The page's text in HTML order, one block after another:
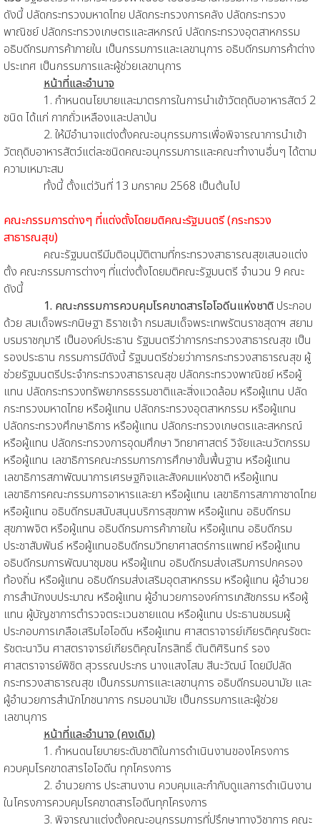
ดังนี้ ปลัดกระทรวงมหาดไทย ปลัดกระทรวงการคลัง ปลัดกระทรวง
พาณิชย์ ปลัดกระทรวงเกษตรและสหกรณ์ ปลัดกระทรวงอุตสาหกรรม
อธิบดีกรมการค้าภายใน เป็นกรรมการและเลขานุการ อธิบดีกรมการค้าต่าง
ประเทศ เป็นกรรมการและผู้ช่วยเลขานุการ
หน้าที่และอำนาจ
1. กำหนดนโยบายและมาตรการในการนำเข้าวัตถุดิบอาหารสัตว์ 2
ชนิด ได้แก่ กากถั่วเหลืองและปลาป่น
2. ให้มีอำนาจแต่งตั้งคณะอนุกรรมการเพื่อพิจารณาการนำเข้า
วัตถุดิบอาหารสัตว์แต่ละชนิดคณะอนุกรรมการและคณะทำงานอื่นๆ ได้ตาม
ความเหมาะสม
ทั้งนี้ ตั้งแต่วันที่ 13 มกราคม 2568 เป็นต้นไป
คณะกรรมการต่างๆ ที่แต่งตั้งโดยมติคณะรัฐมนตรี (กระทรวง
สาธารณสุข)
คณะรัฐมนตรีมีมติอนุมัติตามที่กระทรวงสาธารณสุขเสนอแต่ง
ตั้ง คณะกรรมการต่างๆ ที่แต่งตั้งโดยมติคณะรัฐมนตรี จำนวน 9 คณะ
ดังนี้
1. คณะกรรมการควบคุมโรคขาดสารไอโอดีนแห่งชาติ ประกอบ
ด้วย สมเด็จพระกนิษฐา ธิราชเจ้า กรมสมเด็จพระเทพรัตนราชสุดาฯ สยาม
บรมราชกุมารี เป็นองค์ประธาน รัฐมนตรีว่าการกระทรวงสาธารณสุข เป็น
รองประธาน กรรมการมีดังนี้ รัฐมนตรีช่วยว่าการกระทรวงสาธารณสุข ผู้
ช่วยรัฐมนตรีประจำกระทรวงสาธารณสุข ปลัดกระทรวงพาณิชย์ หรือผู้
แทน ปลัดกระทรวงทรัพยากรธรรมชาติและสิ่งแวดล้อม หรือผู้แทน ปลัด
กระทรวงมหาดไทย หรือผู้แทน ปลัดกระทรวงอุตสาหกรรม หรือผู้แทน
ปลัดกระทรวงศึกษาธิการ หรือผู้แทน ปลัดกระทรวงเกษตรและสหกรณ์
หรือผู้แทน ปลัดกระทรวงการอุดมศึกษา วิทยาศาสตร์ วิจัยและนวัตกรรม
หรือผู้แทน เลขาธิการคณะกรรมการการศึกษาขั้นพื้นฐาน หรือผู้แทน
เลขาธิการสภาพัฒนาการเศรษฐกิจและสังคมแห่งชาติ หรือผู้แทน
เลขาธิการคณะกรรมการอาหารและยา หรือผู้แทน เลขาธิการสภากาชาดไทย
หรือผู้แทน อธิบดีกรมสนับสนุนบริการสุขภาพ หรือผู้แทน อธิบดีกรม
สุขภาพจิต หรือผู้แทน อธิบดีกรมการค้าภายใน หรือผู้แทน อธิบดีกรม
ประชาสัมพันธ์ หรือผู้แทนอธิบดีกรมวิทยาศาสตร์การแพทย์ หรือผู้แทน
อธิบดีกรมการพัฒนาชุมชน หรือผู้แทน อธิบดีกรมส่งเสริมการปกครอง
ท้องถิ่น หรือผู้แทน อธิบดีกรมส่งเสริมอุตสาหกรรม หรือผู้แทน ผู้อำนวย
การสำนักงบประมาณ หรือผู้แทน ผู้อำนวยการองค์การเภสัชกรรม หรือผู้
แทน ผู้บัญชาการตำรวจตระเวนชายแดน หรือผู้แทน ประธานชมรมผู้
ประกอบการเกลือเสริมไอโอดีน หรือผู้แทน ศาสตราจารย์เกียรติคุณรัชตะ
รัชตะนาวิน ศาสตราจารย์เกียรติคุณไกรสิทธิ์ ตันติศิรินทร์ รอง
ศาสตราจารย์พิชิต สุวรรณประกร นางแสงโสม สีนะวัฒน์ โดยมีปลัด
กระทรวงสาธารณสุข เป็นกรรมการและเลขานุการ อธิบดีกรมอนามัย และ
ผู้อำนวยการสำนักโภชนาการ กรมอนามัย เป็นกรรมการและผู้ช่วย
เลขานุการ
หน้าที่และอำนาจ (คงเดิม)
1. กำหนดนโยบายระดับชาติในการดำเนินงานของโครงการ
ควบคุมโรคขาดสารไอโอดีน ทุกโครงการ
2. อำนวยการ ประสานงาน ควบคุมและกำกับดูแลการดำเนินงาน
ในโครงการควบคุมโรคขาดสารโอดีนทุกโครงการ
3. พิจารณาแต่งตั้งคณะอนุกรรมการที่ปรึกษาทางวิชาการ คณะ